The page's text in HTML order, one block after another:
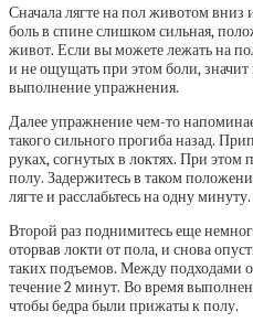
Сначала лягте на пол животом вниз
боль в спине слишком сильная,
живот. Если вы можете лежать на
и не ощущать при этом боли,
выполнение упражнения.
Далее упражнение чем-то
такого сильного прогиба назад.
руках, согнутых в локтях. При этом
полу. Задержитесь в таком
лягте и расслабьтесь на одну минуту.
Второй раз поднимитесь еще
оторвав локти от пола, и снова
таких подъемов. Между подходами
течение 2 минут. Во время
чтобы бедра были прижаты к полу.